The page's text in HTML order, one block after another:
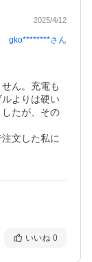
2025/4/12
gko********さん
ん。充電も
よりは硬い
たが、その
文した私に
いいね 0